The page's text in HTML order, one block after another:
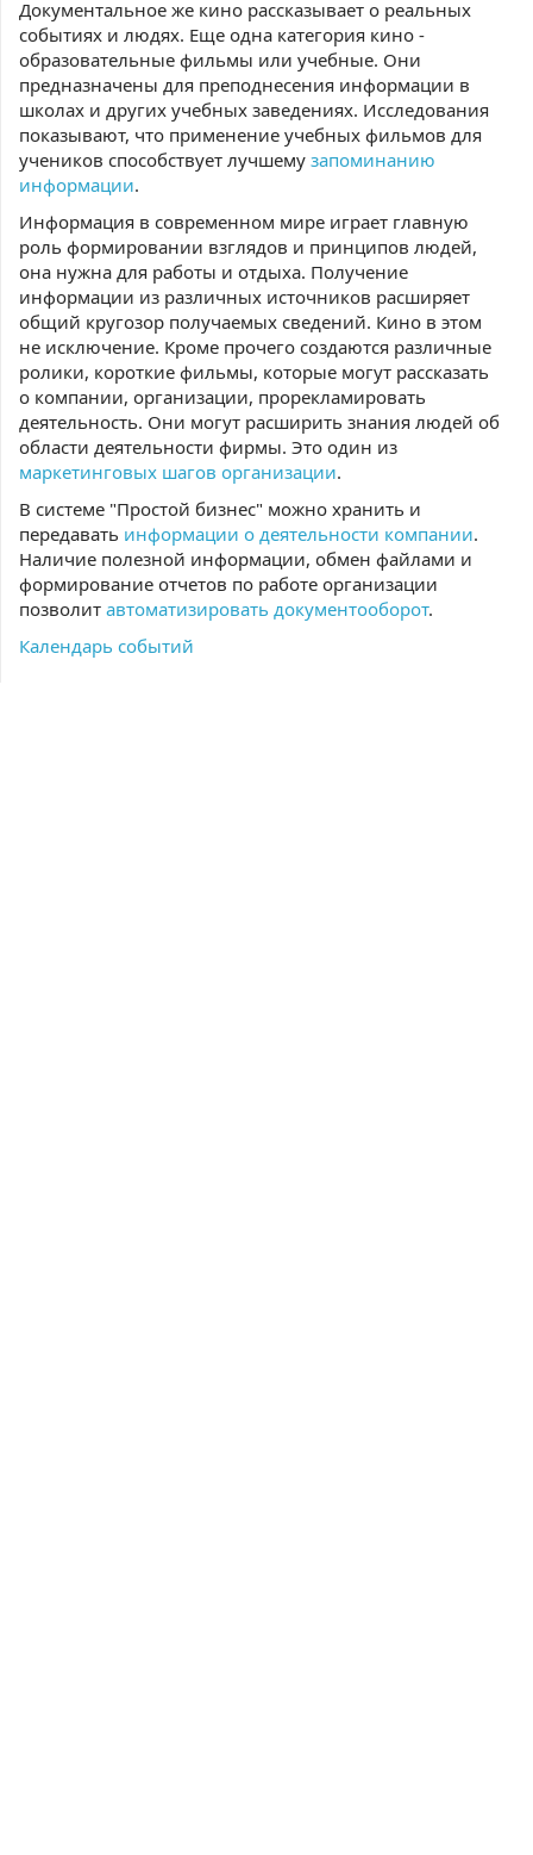
Документальное же кино рассказывает о реальных
событиях и людях. Еще одна категория кино -
образовательные фильмы или учебные. Они
предназначены для преподнесения информации в
школах и других учебных заведениях. Исследования
показывают, что применение учебных фильмов для
учеников способствует лучшему запоминанию
информации.
Информация в современном мире играет главную
роль формировании взглядов и принципов людей,
она нужна для работы и отдыха. Получение
информации из различных источников расширяет
общий кругозор получаемых сведений. Кино в этом
не исключение. Кроме прочего создаются различные
ролики, короткие фильмы, которые могут рассказать
о компании, организации, прорекламировать
деятельность. Они могут расширить знания людей об
области деятельности фирмы. Это один из
маркетинговых шагов организации.
В системе "Простой бизнес" можно хранить и
передавать информации о деятельности компании.
Наличие полезной информации, обмен файлами и
формирование отчетов по работе организации
позволит автоматизировать документооборот.
Календарь событий